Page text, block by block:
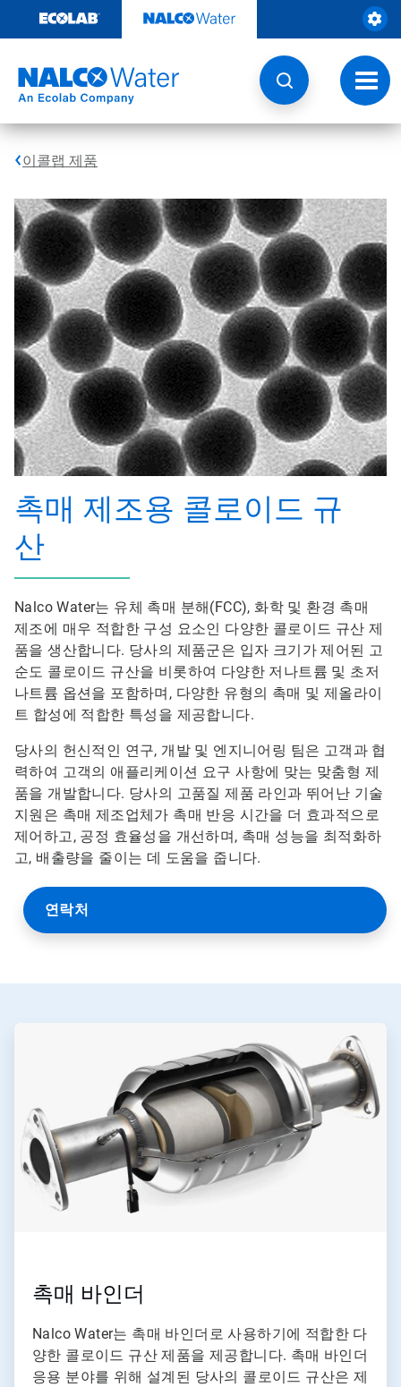
츠
기
토
글
내
비
이콜랩 제품
촉매 제조용 콜로이드 규
산
Nalco Water는 유체 촉매 분해(FCC), 화학 및 환경 촉매
제조에 매우 적합한 구성 요소인 다양한 콜로이드 규산 제
품을 생산합니다. 당사의 제품군은 입자 크기가 제어된 고
순도 콜로이드 규산을 비롯하여 다양한 저나트륨 및 초저
나트륨 옵션을 포함하며, 다양한 유형의 촉매 및 제올라이
트 합성에 적합한 특성을 제공합니다.
당사의 헌신적인 연구, 개발 및 엔지니어링 팀은 고객과 협
력하여 고객의 애플리케이션 요구 사항에 맞는 맞춤형 제
품을 개발합니다. 당사의 고품질 제품 라인과 뛰어난 기술
지원은 촉매 제조업체가 촉매 반응 시간을 더 효과적으로
제어하고, 공정 효율성을 개선하며, 촉매 성능을 최적화하
고, 배출량을 줄이는 데 도움을 줍니다.
연락처
촉매 바인더
Nalco Water는 촉매 바인더로 사용하기에 적합한 다
양한 콜로이드 규산 제품을 제공합니다. 촉매 바인더
응용 분야를 위해 설계된 당사의 콜로이드 규산은 제